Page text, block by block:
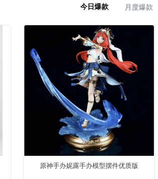
今日爆款 月度爆款
原神手办妮露手办模型摆件优质版